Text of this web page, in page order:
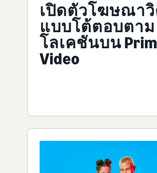
เปิดตัวโฆษณา
แบบโต้ตอบตาม
โลเคชันบน
Video